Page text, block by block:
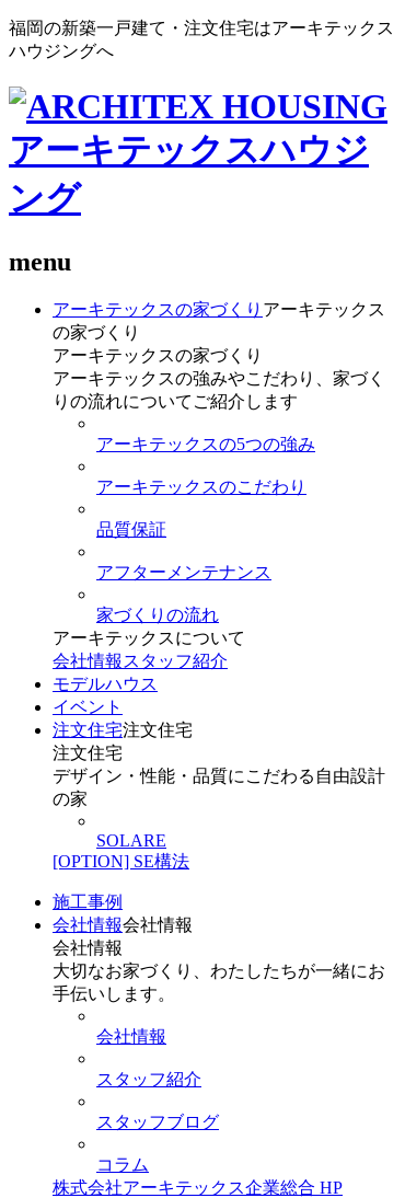
福岡の新築一戸建て・注文住宅はアーキテックス
ハウジングへ
menu
アーキテックスの家づくり アーキテックス
の家づくり
アーキテックスの家づくり
アーキテックスの強みやこだわり、家づく
りの流れについてご紹介します
アーキテックスの5つの強み
アーキテックスのこだわり
品質保証
アフターメンテナンス
家づくりの流れ
アーキテックスについて
会社情報 スタッフ紹介
モデルハウス
イベント
注文住宅注文住宅
注文住宅
デザイン・性能・品質にこだわる自由設計
の家
SOLARE
[OPTION] SE構法
施工事例
会社情報会社情報
会社情報
大切なお家づくり、わたしたちが一緒にお
手伝いします。
会社情報
スタッフ紹介
スタッフブログ
コラム
株式会社アーキテックス企業総合 HP